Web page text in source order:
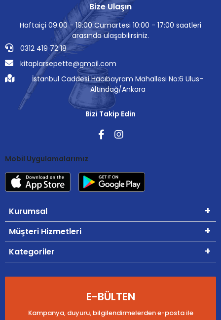
Bize Ulaşın
Haftaiçi 09:00 - 19:00 Cumartesi 10:00 - 17:00 saatleri
arasında ulaşabilirsiniz.
0312 419 72 18
kitaplarsepette@gmail.com
İstanbul Caddesi Hacıbayram Mahallesi No:6 Ulus-
Altındağ/Ankara
Bizi Takip Edin
Mobil Uygulamalarımız
Kurumsal
Müşteri Hizmetleri
Kategoriler
E-BÜLTEN
Kampanya, duyuru, bilgilendirmelerden e-posta ile